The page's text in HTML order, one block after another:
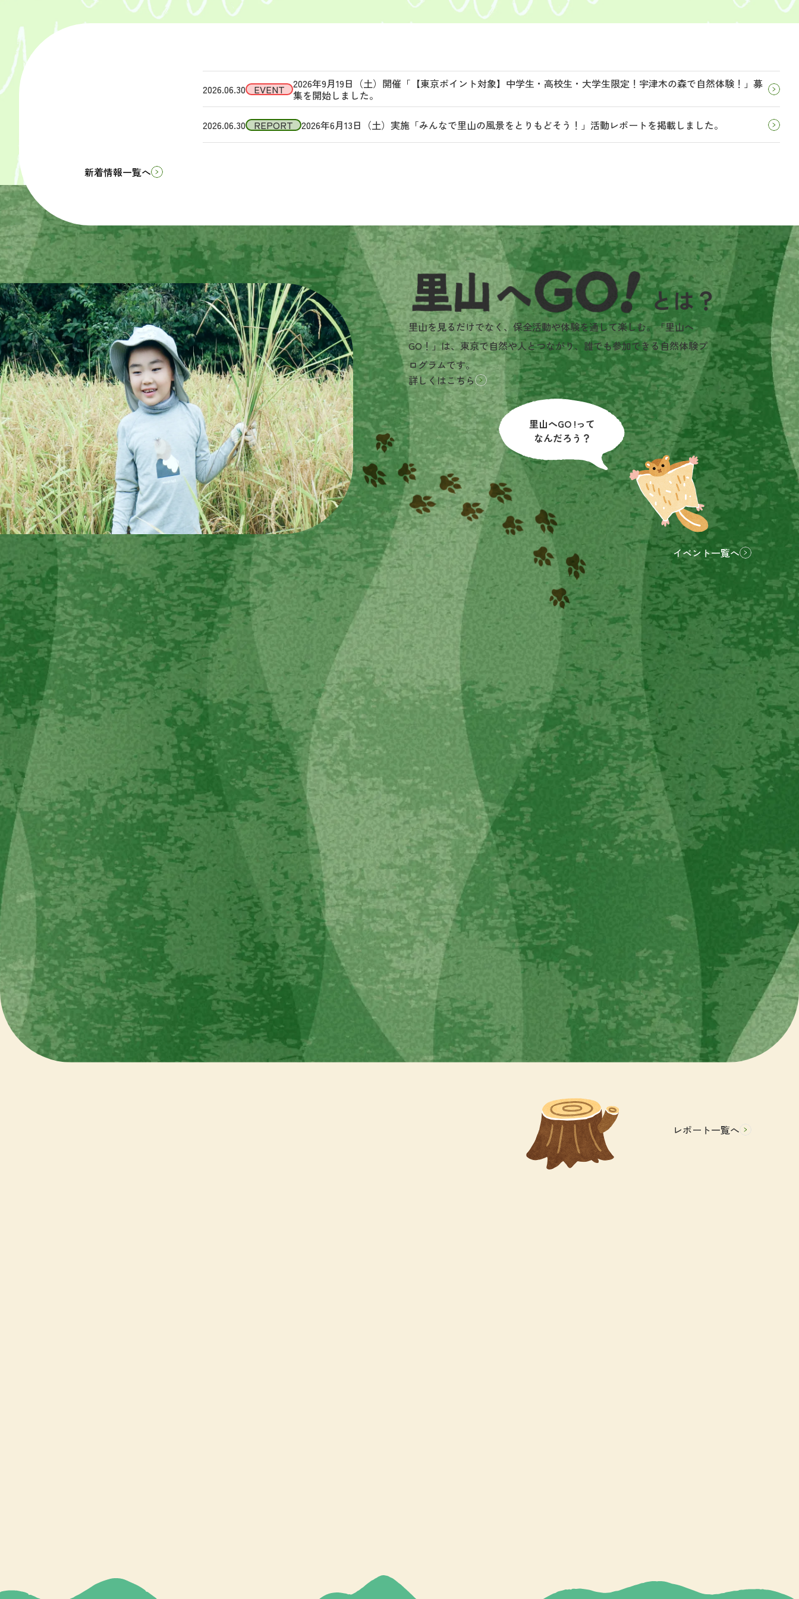
新着情報一覧へ
2026.06.30 EVENT 2026年9月19日（土）開催「【東京ポイント対象】中学生・高校生・大学生限定！宇津木の森で自然体験！」募
集を開始しました。
2026.06.30 REPORT 2026年6月13日（土）実施「みんなで里山の風景をとりもどそう！」活動レポートを掲載しました。
里山へGO!とは？
里山を見るだけでなく、保全活動や体験を通して楽しむ。「里山へ
GO！」は、東京で自然や人とつながり、誰でも参加できる自然体験プ
ログラムです。
詳しくはこちら
里山へGO !って
なんだろう？
イベント一覧へ
レポート一覧へ